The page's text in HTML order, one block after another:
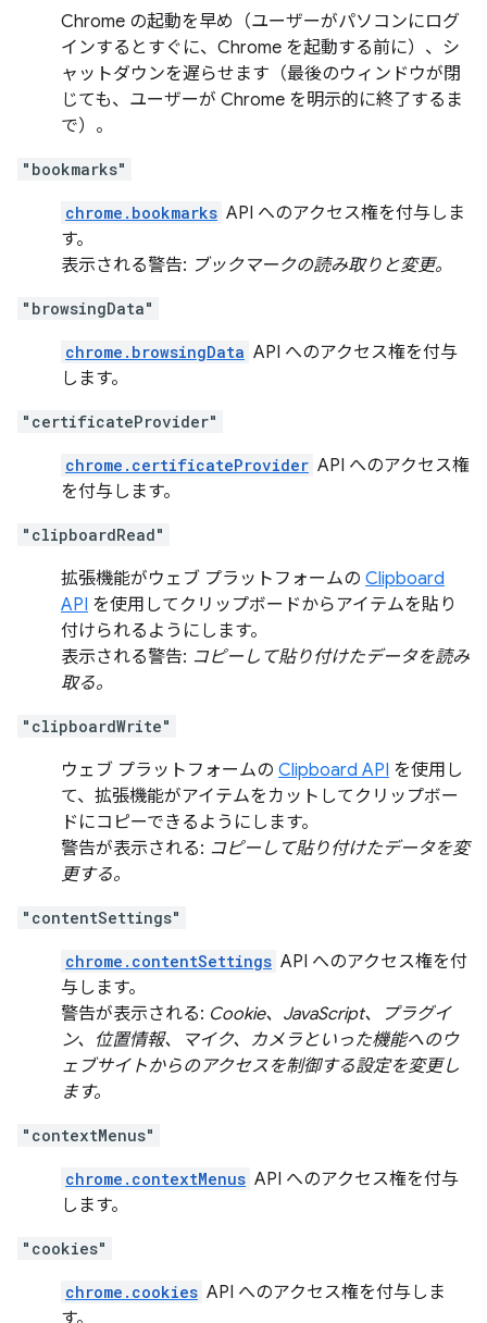
Chrome の起動を早め（ユーザーがパソコンにログ
インするとすぐに、Chrome を起動する前に）、シ
ャットダウンを遅らせます（最後のウィンドウが閉
じても、ユーザーが Chrome を明示的に終了するま
で）。
"bookmarks"
chrome.bookmarks API へのアクセス権を付与しま
す。
表示される警告: ブックマークの読み取りと変更。
"browsingData"
chrome.browsingData API へのアクセス権を付与
します。
"certificateProvider"
chrome.certificateProvider API へのアクセス権
を付与します。
"clipboardRead"
拡張機能がウェブ プラットフォームの Clipboard
API を使用してクリップボードからアイテムを貼り
付けられるようにします。
表示される警告: コピーして貼り付けたデータを読み
取る。
"clipboardWrite"
ウェブ プラットフォームの Clipboard API を使用し
て、拡張機能がアイテムをカットしてクリップボー
ドにコピーできるようにします。
警告が表示される: コピーして貼り付けたデータを変
更する。
"contentSettings"
chrome.contentSettings API へのアクセス権を付
与します。
警告が表示される: Cookie、JavaScript、プラグイ
ン、位置情報、マイク、カメラといった機能へのウ
ェブサイトからのアクセスを制御する設定を変更し
ます。
"contextMenus"
chrome.contextMenus API へのアクセス権を付与
します。
"cookies"
chrome.cookies API へのアクセス権を付与しま
す。